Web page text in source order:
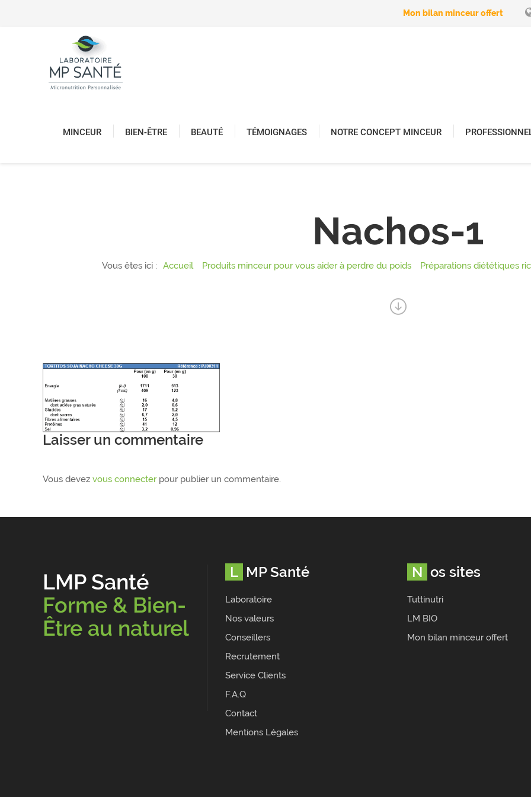
Mon bilan minceur offert
MINCEUR BIEN-ÊTRE BEAUTÉ TÉMOIGNAGES NOTRE CONCEPT MINCEUR
Nachos-1
Vous êtes ici : Accueil Produits minceur pour vous aider à perdre du poids Préparations diététiques
Laisser un commentaire
Vous devez vous connecterpour publier un commentaire.
LMP Santé
Forme & Bien-
Être au naturel
LMP Santé
Laboratoire
Nos valeurs
Conseillers
Recrutement
Service Clients
F.A.Q
Contact
Mentions Légales
Nos sites
Tuttinutri
LM BIO
Mon bilan minceur offert